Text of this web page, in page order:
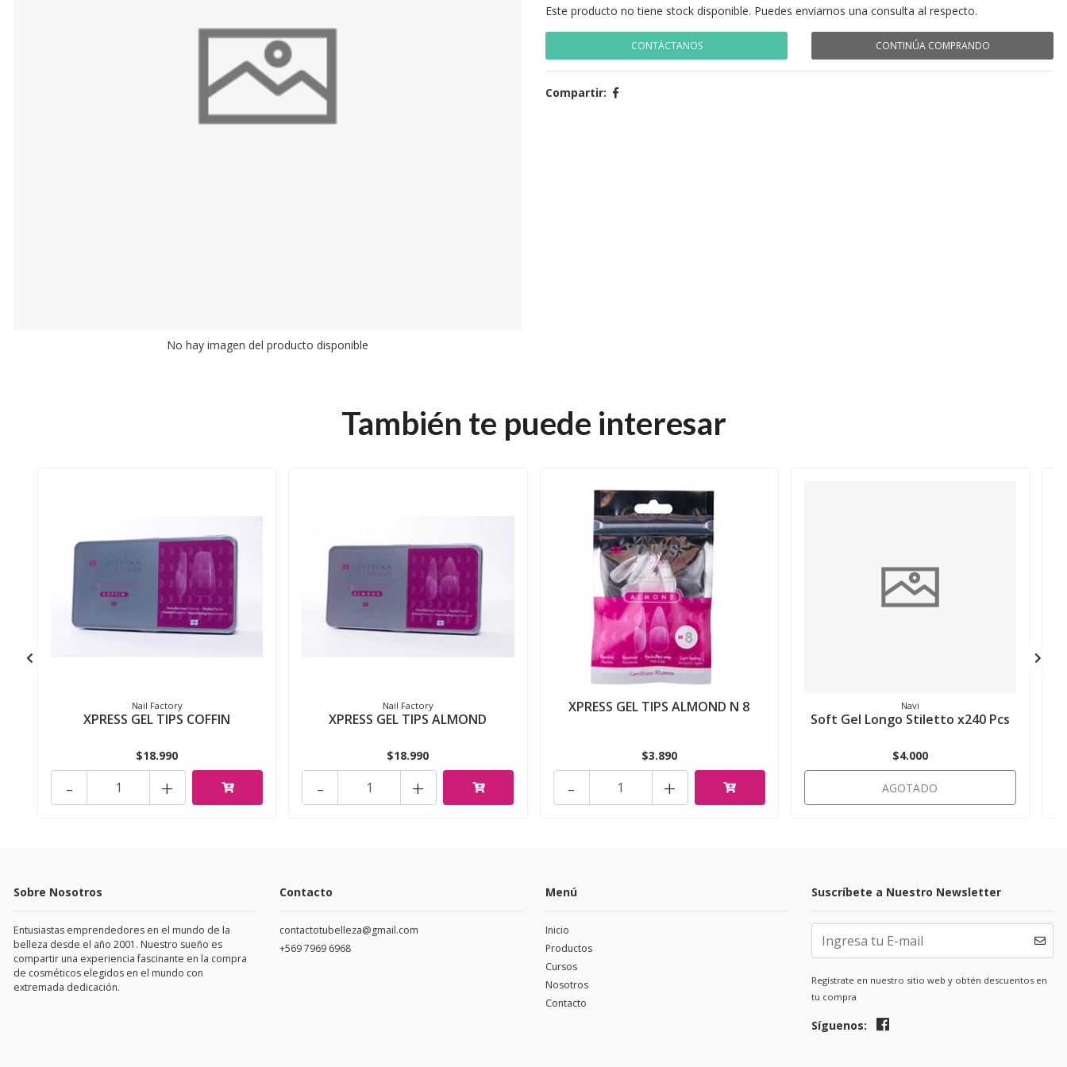
No hay imagen del producto disponible
Este producto no tiene stock disponible. Puedes enviarnos una consulta al respecto.
CONTÁCTANOS CONTINÚA COMPRANDO
Compartir:
También te puede interesar
Nail Factory
XPRESS GEL TIPS COFFIN
$18.990
+
-
Nail Factory
XPRESS GEL TIPS ALMOND
$18.990
+
-
XPRESS GEL TIPS ALMOND N 8
$3.890
+
-
Navi
Soft Gel Longo Stiletto x240 Pcs
$4.000
AGOTADO
Sobre Nosotros
Entusiastas emprendedores en el mundo de la
belleza desde el año 2001. Nuestro sueño es
compartir una experiencia fascinante en la compra
de cosméticos elegidos en el mundo con
extremada dedicación.
Contacto
contactotubelleza@gmail.com
+569 7969 6968
Menú
Inicio
Productos
Cursos
Nosotros
Contacto
Suscríbete a Nuestro Newsletter
Regístrate en nuestro sitio web y obtén descuentos en
tu compra
Síguenos: